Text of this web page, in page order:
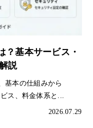
基本サービス・
説
基本の仕組みから
ス、料金体系と...
2026.07.29